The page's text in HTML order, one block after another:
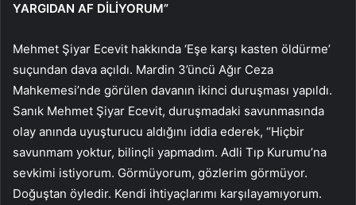
YARGIDAN AF DİLİYORUM”
Mehmet Şiyar Ecevit hakkında ‘Eşe karşı kasten öldürme’
suçundan dava açıldı. Mardin 3’üncü Ağır Ceza
Mahkemesi’nde görülen davanın ikinci duruşması yapıldı.
Sanık Mehmet Şiyar Ecevit, duruşmadaki savunmasında
olay anında uyuşturucu aldığını iddia ederek, “Hiçbir
savunmam yoktur, bilinçli yapmadım. Adli Tıp Kurumu’na
sevkimi istiyorum. Görmüyorum, gözlerim görmüyor.
Doğuştan öyledir. Kendi ihtiyaçlarımı karşılayamıyorum.